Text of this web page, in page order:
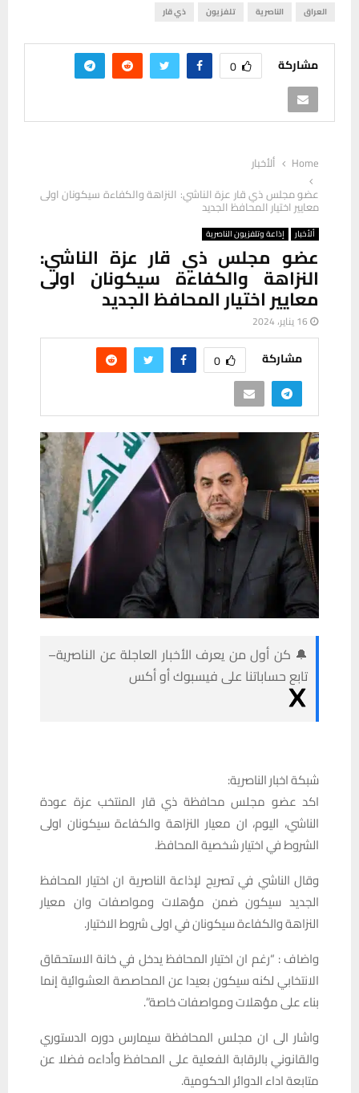
العراق الناصرية تلفزيون ذي قار
مشاركة 0
Home
ألأخبار
عضو مجلس ذي قار عزة الناشي: النزاهة والكفاءة سيكونان اولى
معايير اختيار المحافظ الجديد
ألأخبار إذاعة وتلفزيون الناصرية
عضو مجلس ذي قار عزة الناشي:
النزاهة والكفاءة سيكونان اولى
معايير اختيار المحافظ الجديد
16 يناير، 2024
مشاركة 0
🔔 كن أول من يعرف الأخبار العاجلة عن الناصرية–
تابع حساباتنا على فيسبوك أو أكس
شبكة اخبار الناصرية:
اكد عضو مجلس محافظة ذي قار المنتخب عزة عودة
الناشي، اليوم، ان معيار النزاهة والكفاءة سيكونان اولى
الشروط في اختيار شخصية المحافظ.
وقال الناشي في تصريح لإذاعة الناصرية ان اختيار المحافظ
الجديد سيكون ضمن مؤهلات ومواصفات وان معيار
النزاهة والكفاءة سيكونان في اولى شروط الاختيار.
واضاف : “رغم ان اختيار المحافظ يدخل في خانة الاستحقاق
الانتخابي لكنه سيكون بعيدا عن المحاصصة العشوائية إنما
بناء على مؤهلات ومواصفات خاصة”.
واشار الى ان مجلس المحافظة سيمارس دوره الدستوري
والقانوني بالرقابة الفعلية على المحافظ وأداءه فضلا عن
متابعة اداء الدوائر الحكومية.